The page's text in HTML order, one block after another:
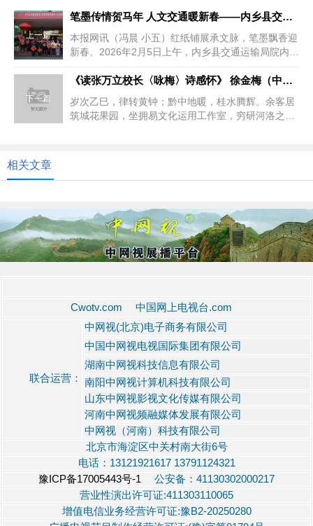
上一篇
笔墨传情贺马年 人文交通暖新春——内乡县交通局举办义写春联活动
本报网讯（冯晨 小五）红纸铺展承文脉，笔墨飘香迎
新春。2026年2月5日上午，内乡县交通运输局院内红
下一篇
《读张万立校长〈咏梅〉诗感怀》 徐金梅（中国吉林）
岁次乙巳，律转黄钟；黔中地暖，桂水腾辉。余客居
筑城花果园，坐拥易文化运用工作室，穷研河洛之
相关文章
Cwotv.com 中国网上电视台.com
联合运营：
中网视(北京)电子商务有限公司
中国中网视电视国际集团有限公司
湖南中网视科技信息有限公司
南阳中网视计算机科技有限公司
山东中网视影视文化传媒有限公司
河南中网视频融媒体发展有限公司
中网视（河南）科技有限公司
北京市海淀区中关村南大街6号
电话：13121921617 13791124321
豫ICP备17005443号-1
公安备：41130302000217
营业性演出许可证:411303110065
增值电信业务经营许可证:豫B2-20250280